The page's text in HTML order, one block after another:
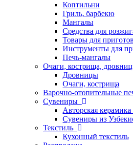
Коптильни
Гриль, барбекю
Мангалы
Средства для
Товары для
Инструменты для
Печь-мангалы
Очаги, кострища,
Дровницы
Очаги, кострища
Варочно-отопительные
Сувениры
Авторская керамика
Сувениры из
Текстиль
Кухонный текстиль